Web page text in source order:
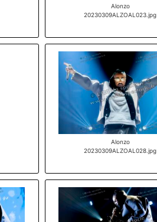
Alonzo
20230309ALZOAL023.jpg
Alonzo
20230309ALZOAL028.jpg